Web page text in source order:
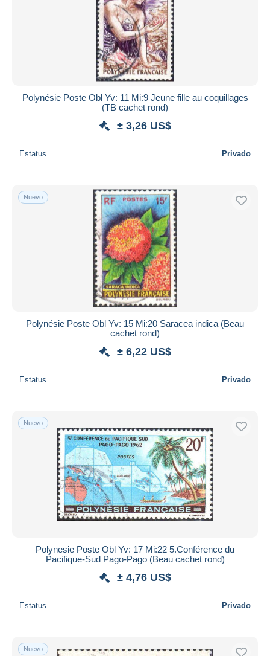
Polynésie Poste Obl Yv: 11 Mi:9 Jeune fille au coquillages
(TB cachet rond)
± 3,26 US$
Estatus Privado
Nuevo
Polynésie Poste Obl Yv: 15 Mi:20 Saracea indica (Beau
cachet rond)
± 6,22 US$
Estatus Privado
Nuevo
Polynesie Poste Obl Yv: 17 Mi:22 5.Conférence du
Pacifique-Sud Pago-Pago (Beau cachet rond)
± 4,76 US$
Estatus Privado
Nuevo